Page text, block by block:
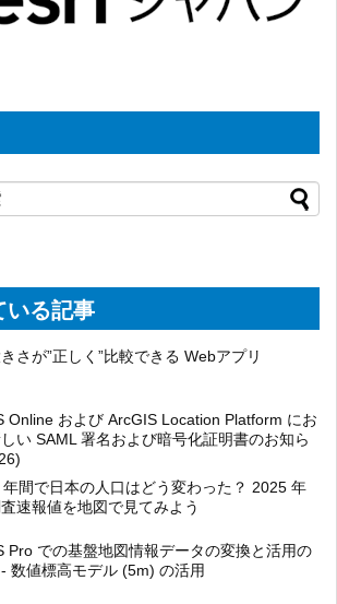
いる記事
さが”正しく”比較できる Webアプリ
Online および ArcGIS Location Platform にお
い SAML 署名および暗号化証明書のお知ら
年間で日本の人口はどう変わった？ 2025 年
速報値を地図で見てみよう
Pro での基盤地図情報データの変換と活用の
数値標高モデル (5m) の活用